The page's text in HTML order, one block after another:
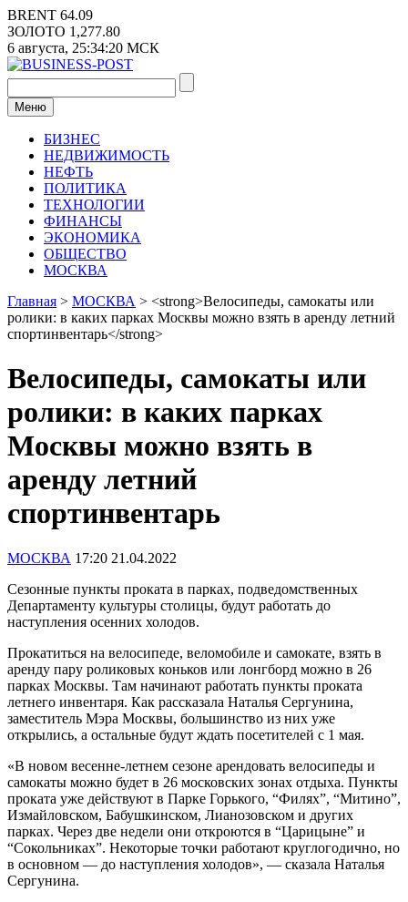
Перейти
к
содержимому
BRENT 64.09
ЗОЛОТО 1,277.80
6 августа, 25:34:21 МСК
Меню
БИЗНЕС
НЕДВИЖИМОСТЬ
НЕФТЬ
ПОЛИТИКА
ТЕХНОЛОГИИ
ФИНАНСЫ
ЭКОНОМИКА
ОБЩЕСТВО
МОСКВА
Главная > МОСКВА > <strong>Велосипеды, самокаты или
ролики: в каких парках Москвы можно взять в аренду летний
спортинвентарь</strong>
Велосипеды, самокаты или
ролики: в каких парках
Москвы можно взять в
аренду летний
спортинвентарь
МОСКВА 17:20 21.04.2022
Сезонные пункты проката в парках, подведомственных
Департаменту культуры столицы, будут работать до
наступления осенних холодов.
Прокатиться на велосипеде, веломобиле и самокате, взять в
аренду пару роликовых коньков или лонгборд можно в 26
парках Москвы. Там начинают работать пункты проката
летнего инвентаря. Как рассказала Наталья Сергунина,
заместитель Мэра Москвы, большинство из них уже
открылись, а остальные будут ждать посетителей с 1 мая.
«В новом весенне-летнем сезоне арендовать велосипеды и
самокаты можно будет в 26 московских зонах отдыха. Пункты
проката уже действуют в Парке Горького, “Филях”, “Митино”,
Измайловском, Бабушкинском, Лианозовском и других
парках. Через две недели они откроются в “Царицыне” и
“Сокольниках”. Некоторые точки работают круглогодично, но
в основном — до наступления холодов», — сказала Наталья
Сергунина.